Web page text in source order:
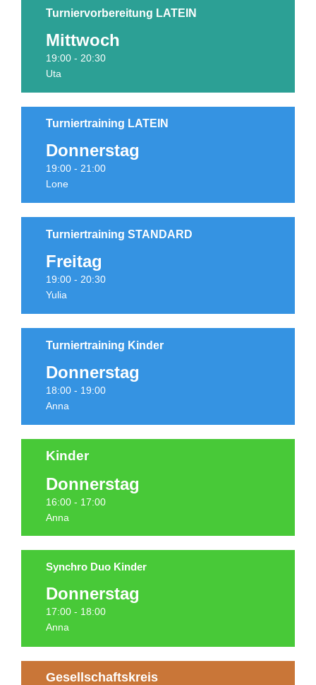
Turniervorbereitung LATEIN
Mittwoch
19:00 - 20:30
Uta
Turniertraining LATEIN
Donnerstag
19:00 - 21:00
Lone
Turniertraining STANDARD
Freitag
19:00 - 20:30
Yulia
Turniertraining Kinder
Donnerstag
18:00 - 19:00
Anna
Kinder
Donnerstag
16:00 - 17:00
Anna
Synchro Duo Kinder
Donnerstag
17:00 - 18:00
Anna
Gesellschaftskreis